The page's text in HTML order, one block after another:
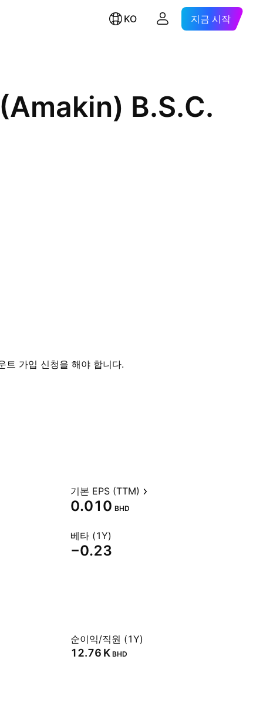
KO 지금 시작
B.S.C.
트 가입 신청을 해야 합니다.
기본 EPS (TTM)
0.010 BHD
베타 (1Y)
−0.23
순이익/직원 (1Y)
‪12.76 K‬ BHD